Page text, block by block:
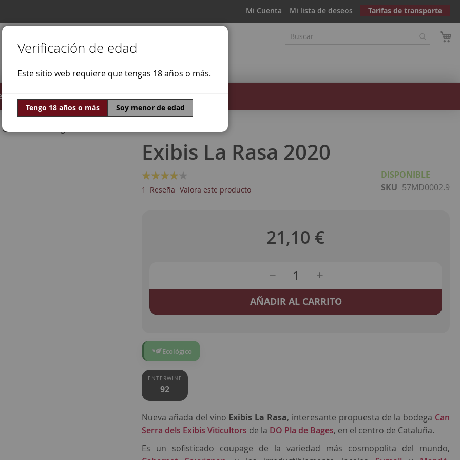
Mi Cuenta Mi lista de deseos Tarifas de transporte
Ofertas Mundo Vino
Cabernet Sauvignon
Exibis La Rasa 2020
Valoración:
80% of100
1 Reseña Valora este producto
DISPONIBLE
SKU 57MD0002.9
21,10 €
AÑADIR AL CARRITO
Ecológico
ENTERWINE
92
Nueva añada del vino Exibis La Rasa, interesante propuesta de la bodega Can
Serra dels Exibis Viticultors de la DO Pla de Bages, en el centro de Cataluña.
Es un sofisticado coupage de la variedad más cosmopolita del mundo,
Verificación de edad
Este sitio web requiere que tengas 18 años o más.
Tengo 18 años o más Soy menor de edad